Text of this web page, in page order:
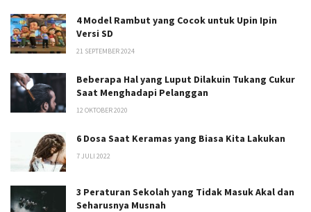
4 Model Rambut yang Cocok untuk Upin Ipin
Versi SD
21 SEPTEMBER 2024
Beberapa Hal yang Luput Dilakuin Tukang Cukur
Saat Menghadapi Pelanggan
12 OKTOBER 2020
6 Dosa Saat Keramas yang Biasa Kita Lakukan
7 JULI 2022
3 Peraturan Sekolah yang Tidak Masuk Akal dan
Seharusnya Musnah